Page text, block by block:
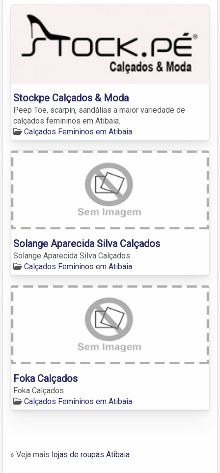
Stockpe Calçados & Moda
Peep Toe, scarpin, sandálias a maior variedade de
calçados femininos em Atibaia.
Calçados Femininos em Atibaia
Solange Aparecida Silva Calçados
Solange Aparecida Silva Calçados
Calçados Femininos em Atibaia
Foka Calçados
Foka Calçados
Calçados Femininos em Atibaia
» Veja mais lojas de roupas Atibaia